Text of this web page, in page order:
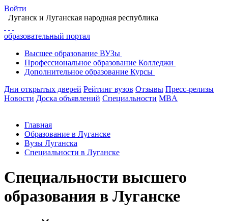
Войти
Луганск и Луганская народная республика
образовательный портал
Высшее образование ВУЗы
Профессиональное образование Колледжи
Дополнительное образование Курсы
Дни открытых дверей Рейтинг вузов Отзывы Пресс-релизы
Новости Доска объявлений Специальности MBA
Главная
Образование в Луганске
Вузы Луганска
Специальности в Луганске
Специальности высшего
образования в Луганске